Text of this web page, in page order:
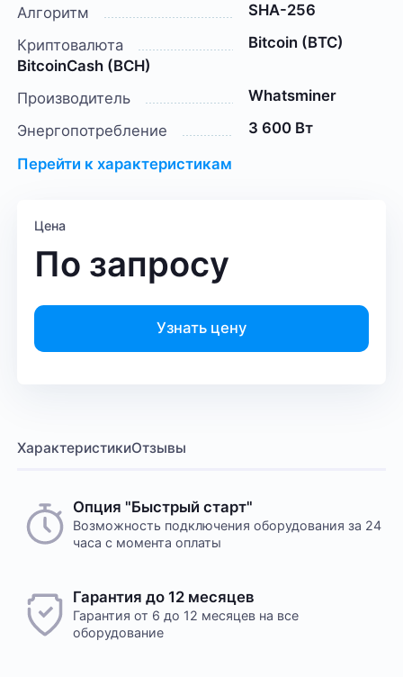
Алгоритм
SHA-256
Криптовалюта
Bitcoin (BTC)
BitcoinCash (BCH)
Производитель
Whatsminer
Энергопотребление
3 600 Вт
Перейти к характеристикам
Цена
По запросу
Узнать цену
ХарактеристикиОтзывы
Опция "Быстрый старт"
Возможность подключения оборудования за 24
часа с момента оплаты
Гарантия до 12 месяцев
Гарантия от 6 до 12 месяцев на все
оборудование